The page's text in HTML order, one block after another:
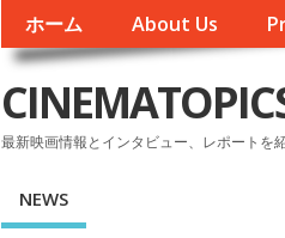
ホーム About Us
最新映画情報とインタビュー、レポートを
NEWS